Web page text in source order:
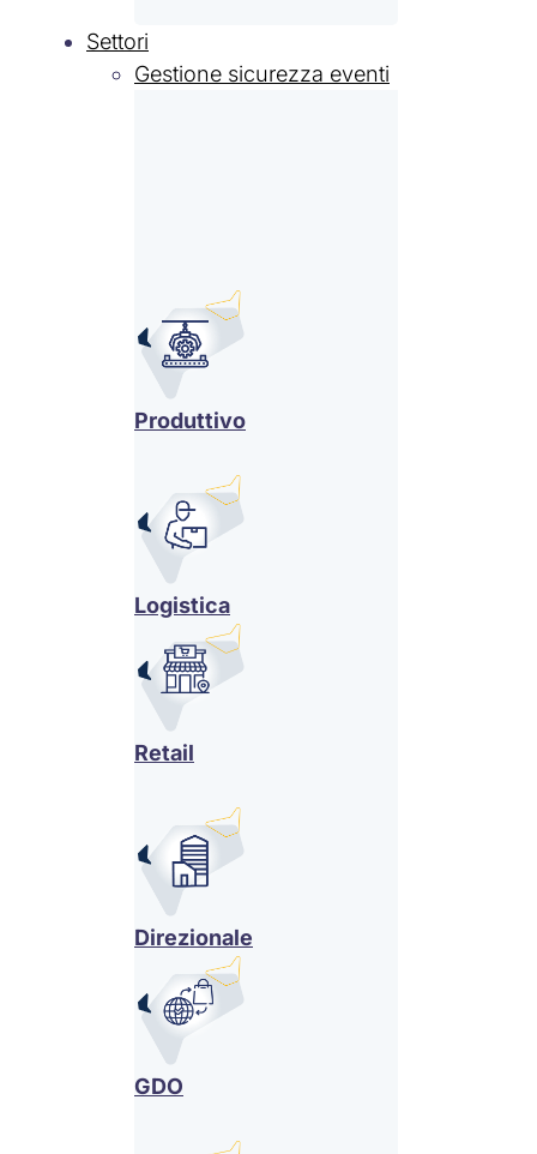
Settori
Gestione sicurezza eventi
Produttivo
Logistica
Retail
Direzionale
GDO